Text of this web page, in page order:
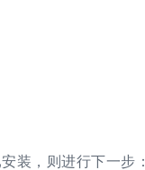
装，则进行下一步：